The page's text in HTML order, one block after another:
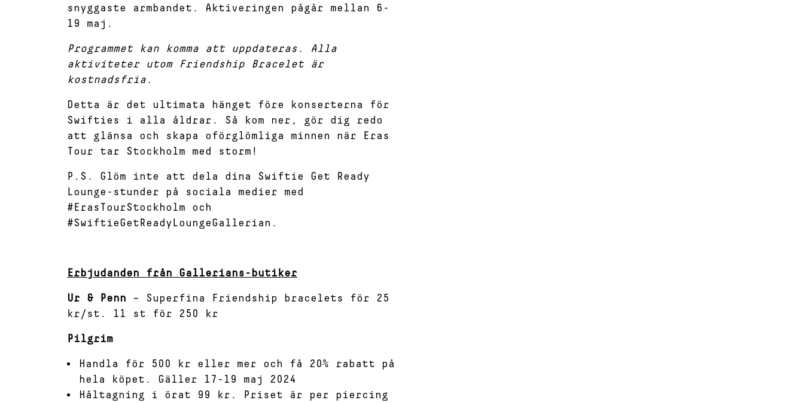
snyggaste armbandet. Aktiveringen pågår mellan 6-
19 maj.
Programmet kan komma att uppdateras. Alla
aktiviteter utom Friendship Bracelet är
kostnadsfria.
Detta är det ultimata hänget före konserterna för
Swifties i alla åldrar. Så kom ner, gör dig redo
att glänsa och skapa oförglömliga minnen när Eras
Tour tar Stockholm med storm!
P.S. Glöm inte att dela dina Swiftie Get Ready
Lounge-stunder på sociala medier med
#ErasTourStockholm och
#SwiftieGetReadyLoungeGallerian.
Erbjudanden från Gallerians-butiker
Ur & Penn – Superfina Friendship bracelets för 25
kr/st. 11 st för 250 kr
Pilgrim
Handla för 500 kr eller mer och få 20% rabatt på
hela köpet. Gäller 17-19 maj 2024
Håltagning i örat 99 kr. Priset är per piercing